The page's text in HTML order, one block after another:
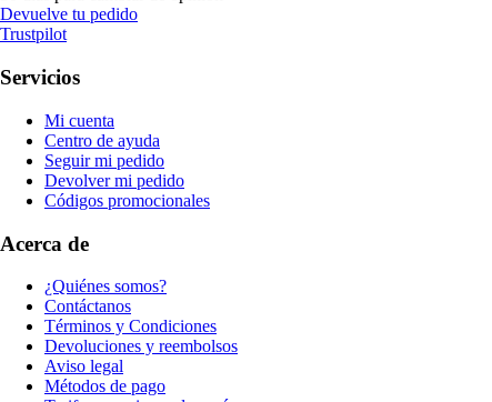
Devuelve tu pedido
Trustpilot
Servicios
Mi cuenta
Centro de ayuda
Seguir mi pedido
Devolver mi pedido
Códigos promocionales
Acerca de
¿Quiénes somos?
Contáctanos
Términos y Condiciones
Devoluciones y reembolsos
Aviso legal
Métodos de pago